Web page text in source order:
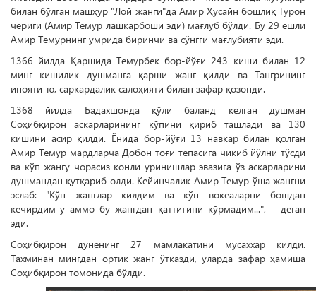
билан бўлган машҳур "Лой жанги"да Амир Ҳусайн бошлиқ Турон
чериги (Амир Темур лашкарбоши эди) мағлуб бўлди. Бу 29 ёшли
Амир Темурнинг умрида биринчи ва сўнгги мағлубияти эди.
1366 йилда Қаршида Темурбек бор-йўғи 243 киши билан 12
минг кишилик душманга қарши жанг қилди ва Тангрининг
инояти-ю, саркардалик салоҳияти билан зафар қозонди.
1368 йилда Бадахшонда қўли баланд келган душман
Соҳибқирон аскарларининг кўпини қириб ташлади ва 130
кишини асир қилди. Ёнида бор-йўғи 13 навкар билан қолган
Амир Темур мардларча Добон тоғи тепасига чиқиб йўлни тўсди
ва кўп жангу чорасиз қонли уринишлар эвазига ўз аскарларини
душмандан қутқариб олди. Ке­йинчалик Амир Темур ўша жангни
эслаб: "Кўп жанглар қилдим ва кўп воқеаларни бошдан
кечирдим-у аммо бу жангдан қаттиғини кўрмадим...", – деган
эди.
Соҳибқирон дунёнинг 27 мамлакатини мусаххар қилди.
Тахминан мингдан ортиқ жанг ўтказди, уларда зафар ҳамиша
Соҳибқирон томонида бўлди.